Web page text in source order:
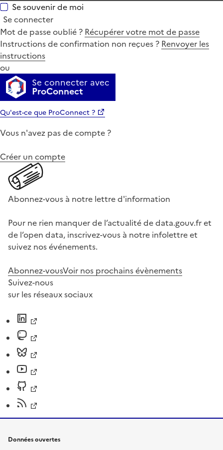
Se souvenir de moi
Se connecter
Mot de passe oublié ? Récupérer votre mot de passe
Instructions de confirmation non reçues ? Renvoyer les
instructions
ou
Se connecter avec
ProConnect
Qu'est-ce que ProConnect ?
Vous n'avez pas de compte ?
Créer un compte
Abonnez-vous à notre lettre d'information
Pour ne rien manquer de l’actualité de data.gouv.fr et
de l’open data, inscrivez-vous à notre infolettre et
suivez nos événements.
Abonnez-vousVoir nos prochains évènements
Suivez-nous
sur les réseaux sociaux
Données ouvertes